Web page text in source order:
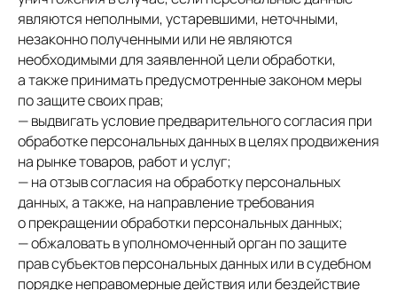
являются неполными, устаревшими, неточными,
незаконно полученными или не являются
необходимыми для заявленной цели обработки,
а также принимать предусмотренные законом меры
по защите своих прав;
— выдвигать условие предварительного согласия при
обработке персональных данных в целях продвижения
на рынке товаров, работ и услуг;
— на отзыв согласия на обработку персональных
данных, а также, на направление требования
о прекращении обработки персональных данных;
— обжаловать в уполномоченный орган по защите
прав субъектов персональных данных или в судебном
порядке неправомерные действия или бездействие